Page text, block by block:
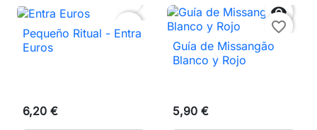
favorite_border
Pequeño Ritual - Entra
Euros
6,20 €

favorite_border
Guía de Missangão
Blanco y Rojo
5,90 €